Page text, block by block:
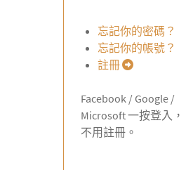
忘記你的密碼？
忘記你的帳號？
註冊
Facebook / Google /
Microsoft 一按登入，
不用註冊。